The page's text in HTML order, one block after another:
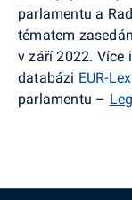
parlamentu a
tématem
v září 2022. Více
databázi EUR-Lex
parlamentu –